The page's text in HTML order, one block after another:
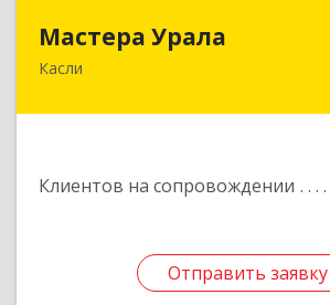
Мастера Урала
Касли
Клиентов на сопровождении
Отправить заявку
456830, Челябинская обл., г.
Отправить заявку